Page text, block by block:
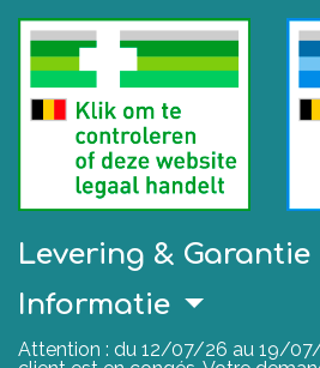
Levering & Garantie
Informatie
Attention : du 12/07/26 au 19/